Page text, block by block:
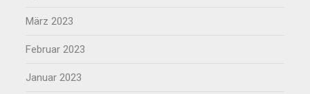
März 2023
Februar 2023
Januar 2023